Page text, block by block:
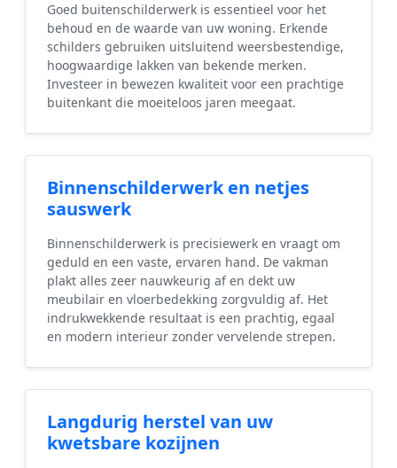
Goed buitenschilderwerk is essentieel voor het
behoud en de waarde van uw woning. Erkende
schilders gebruiken uitsluitend weersbestendige,
hoogwaardige lakken van bekende merken.
Investeer in bewezen kwaliteit voor een prachtige
buitenkant die moeiteloos jaren meegaat.
Binnenschilderwerk en netjes
sauswerk
Binnenschilderwerk is precisiewerk en vraagt om
geduld en een vaste, ervaren hand. De vakman
plakt alles zeer nauwkeurig af en dekt uw
meubilair en vloerbedekking zorgvuldig af. Het
indrukwekkende resultaat is een prachtig, egaal
en modern interieur zonder vervelende strepen.
Langdurig herstel van uw
kwetsbare kozijnen